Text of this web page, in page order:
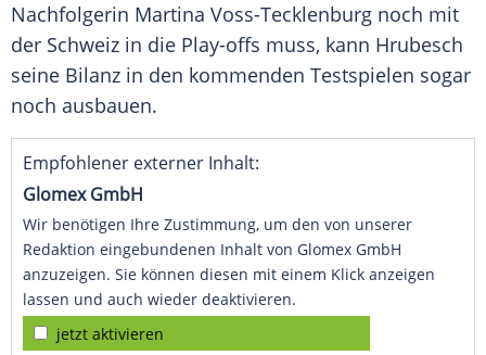
Nachfolgerin Martina Voss-Tecklenburg noch mit
der Schweiz in die Play-offs muss, kann Hrubesch
seine Bilanz in den kommenden Testspielen sogar
noch ausbauen.
Empfohlener externer Inhalt:
Glomex GmbH
Wir benötigen Ihre Zustimmung, um den von unserer
Redaktion eingebundenen Inhalt von Glomex GmbH
anzuzeigen. Sie können diesen mit einem Klick anzeigen
lassen und auch wieder deaktivieren.
jetzt aktivieren